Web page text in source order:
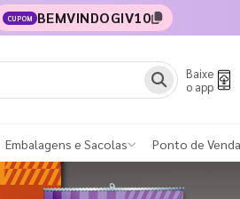
CUPOM BEMVINDOGIV10
Baixe
o app
Embalagens e Sacolas Ponto de Venda